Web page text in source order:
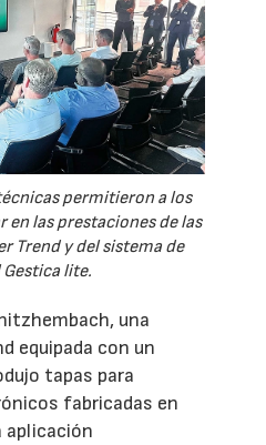
permitieron a los
las prestaciones de las
Trend y del sistema de
lite.
una
equipada con un
tapas para
fabricadas en
aplicación